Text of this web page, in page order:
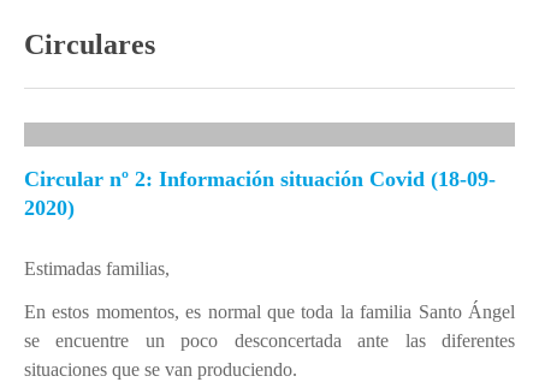
CARISMA
Misión, Visión y Valores
Presentación
Ubicación
Circulares
Circular nº 2: Información situación Covid (18-09-
2020)
Estimadas familias,
En estos momentos, es normal que toda la familia Santo Ángel
se encuentre un poco desconcertada ante las diferentes
situaciones que se van produciendo.